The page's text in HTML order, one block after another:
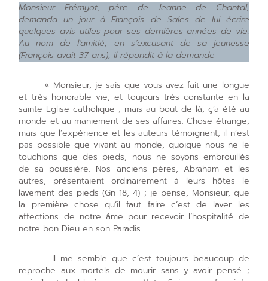
Monsieur Frémyot, père de Jeanne de Chantal,
demanda un jour à François de Sales de lui écrire
quelques avis utiles pour ses dernières années de vie.
Au nom de l’amitié, en s’excusant de sa jeunesse
(François avait 37 ans), il répondit à la demande :
« Monsieur, je sais que vous avez fait une longue
et très honorable vie, et toujours très constante en la
sainte Eglise catholique ; mais au bout de là, ç’a été au
monde et au maniement de ses affaires. Chose étrange,
mais que l’expérience et les auteurs témoignent, il n’est
pas possible que vivant au monde, quoique nous ne le
touchions que des pieds, nous ne soyons embrouillés
de sa poussière. Nos anciens pères, Abraham et les
autres, présentaient ordinairement à leurs hôtes le
lavement des pieds (Gn 18, 4) ; je pense, Monsieur, que
la première chose qu’il faut faire c’est de laver les
affections de notre âme pour recevoir l’hospitalité de
notre bon Dieu en son Paradis.
Il me semble que c’est toujours beaucoup de
reproche aux mortels de mourir sans y avoir pensé ;